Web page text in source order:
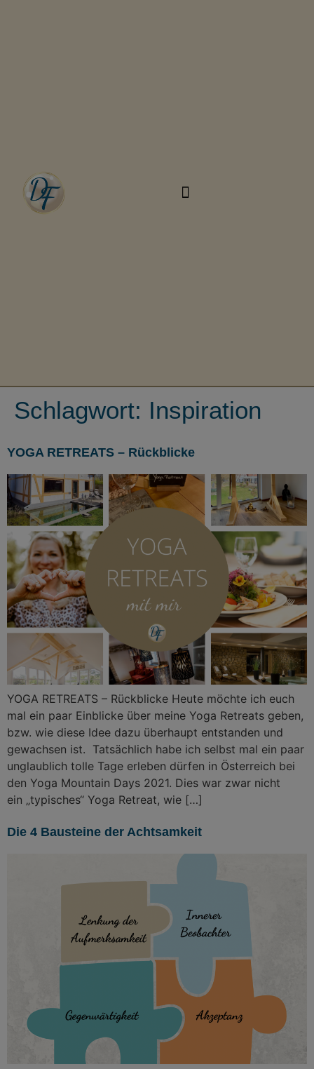
Schlagwort: Inspiration
YOGA RETREATS – Rückblicke
YOGA RETREATS – Rückblicke Heute möchte ich euch
mal ein paar Einblicke über meine Yoga Retreats geben,
bzw. wie diese Idee dazu überhaupt entstanden und
gewachsen ist. Tatsächlich habe ich selbst mal ein paar
unglaublich tolle Tage erleben dürfen in Österreich bei
den Yoga Mountain Days 2021. Dies war zwar nicht
ein „typisches“ Yoga Retreat, wie […]
Die 4 Bausteine der Achtsamkeit